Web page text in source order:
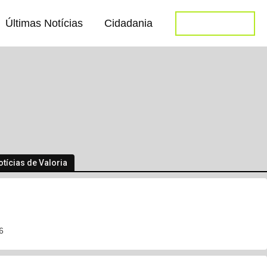
Últimas Notícias Cidadania
de Valoria